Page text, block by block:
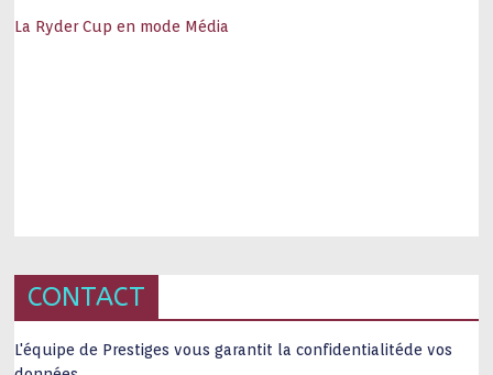
La Ryder Cup en mode Média
CONTACT
L'équipe de Prestiges vous garantit la confidentialitéde vos